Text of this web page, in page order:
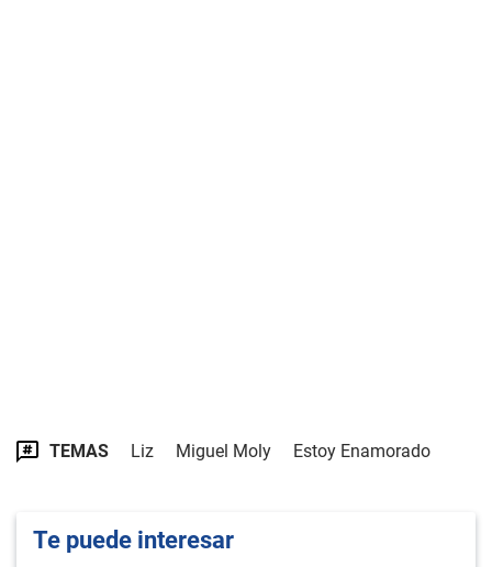
TEMAS Liz Miguel Moly Estoy Enamorado
Te puede interesar